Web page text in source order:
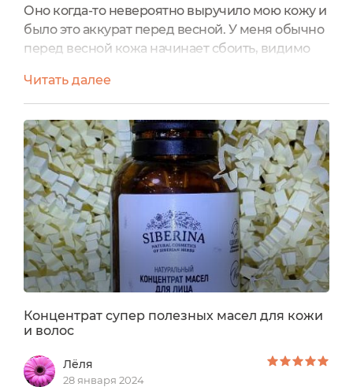
Оно когда-то невероятно выручило мою кожу и
было это аккурат перед весной. У меня обычно
перед весной кожа начинает сбоить, видимо
выступает, то какие-то прыщички, то
шелушения. Цвет кожи лица тоже не радует. И
вот я помню тот эффект, когда я случайно перед
прошлой весной купила Концентрат масел для
лица "Безупречная кожа" от SIBERINA. И к
весне у меня не было...
Читать далее
Концентрат супер полезных масел для кожи
и волос
Лёля
28 января 2024